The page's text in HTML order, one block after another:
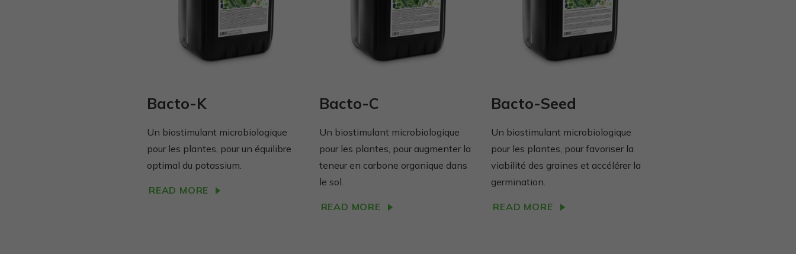
Bacto-K
Un biostimulant microbiologique
pour les plantes, pour un équilibre
optimal du potassium.
READ MORE
Bacto-C
Un biostimulant microbiologique
pour les plantes, pour augmenter la
teneur en carbone organique dans
le sol.
READ MORE
Bacto-Seed
Un biostimulant microbiologique
pour les plantes, pour favoriser la
viabilité des graines et accélérer la
germination.
READ MORE
reikalingi,
svetainė
veiktų.